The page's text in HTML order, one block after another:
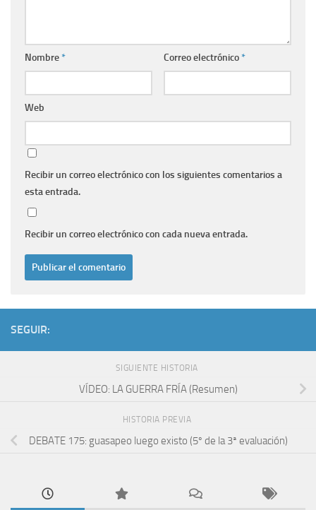
Nombre* Correo electrónico*
Web
Recibir un correo electrónico con los siguientes comentarios a
esta entrada.
Recibir un correo electrónico con cada nueva entrada.
SEGUIR:
SIGUIENTE HISTORIA
VÍDEO: LA GUERRA FRÍA (Resumen)
HISTORIA PREVIA
DEBATE 175: guasapeo luego existo (5º de la 3ª evaluación)